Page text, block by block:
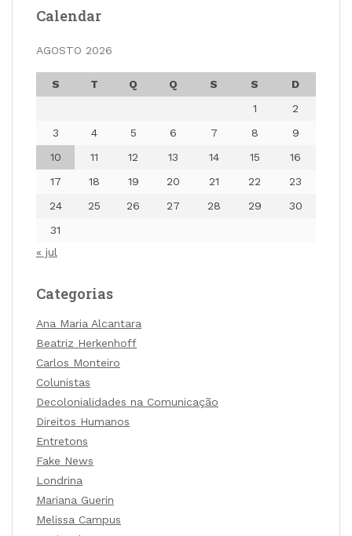
Calendar
AGOSTO 2026
S T Q Q S S
D
1
2
3
4 5 6 7 8
9
10
11 12 13 14 15
16
17
18 19 20 21 22
23
24
25 26 27 28 29
30
31
« jul
Categorias
Ana Maria Alcantara
Beatriz Herkenhoff
Carlos Monteiro
Colunistas
Decolonialidades na Comunicação
Direitos Humanos
Entretons
Fake News
Londrina
Mariana Guerin
Melissa Campus